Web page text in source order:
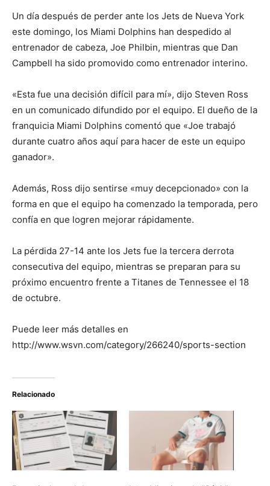
Un día después de perder ante los Jets de Nueva York
este domingo, los Miami Dolphins han despedido al
entrenador de cabeza, Joe Philbin, mientras que Dan
Campbell ha sido promovido como entrenador interino.
«Esta fue una decisión difícil para mí», dijo Steven Ross
en un comunicado difundido por el equipo. El dueño de la
franquicia Miami Dolphins comentó que «Joe trabajó
durante cuatro años aquí para hacer de este un equipo
ganador».
Además, Ross dijo sentirse «muy decepcionado» con la
forma en que el equipo ha comenzado la temporada, pero
confía en que logren mejorar rápidamente.
La pérdida 27-14 ante los Jets fue la tercera derrota
consecutiva del equipo, mientras se preparan para su
próximo encuentro frente a Titanes de Tennessee el 18
de octubre.
Puede leer más detalles en
http://www.wsvn.com/category/266240/sports-section
Relacionado